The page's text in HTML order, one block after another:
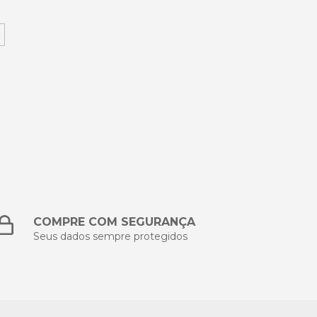
COMPRE COM SEGURANÇA
Seus dados sempre protegidos